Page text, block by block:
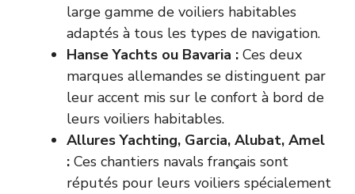
large gamme de voiliers habitables
adaptés à tous les types de navigation.
Hanse Yachts ou Bavaria : Ces deux
marques allemandes se distinguent par
leur accent mis sur le confort à bord de
leurs voiliers habitables.
Allures Yachting, Garcia, Alubat, Amel
: Ces chantiers navals français sont
réputés pour leurs voiliers spécialement